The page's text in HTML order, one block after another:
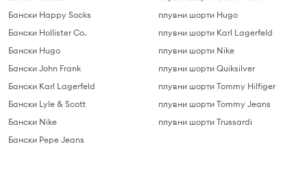
Бански Happy Socks
Бански Hollister Co.
Бански Hugo
Бански John Frank
Бански Karl Lagerfeld
Бански Lyle & Scott
Бански Nike
Бански Pepe Jeans
плувни шорти Hugo
плувни шорти Karl Lagerfeld
плувни шорти Nike
плувни шорти Quiksilver
плувни шорти Tommy Hilfiger
плувни шорти Tommy Jeans
плувни шорти Trussardi